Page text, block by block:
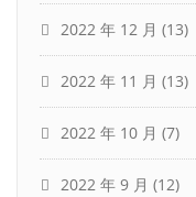
2022 年 12 月 (13)
2022 年 11 月 (13)
2022 年 10 月 (7)
2022 年 9 月 (12)